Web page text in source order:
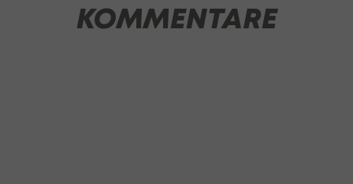
KOMMENTARE